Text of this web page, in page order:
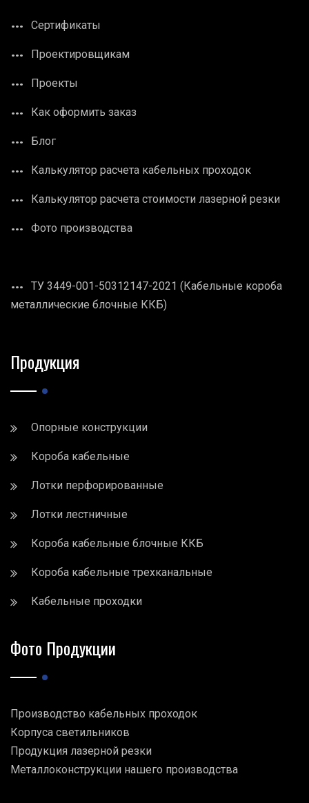
Сертификаты
Проектировщикам
Проекты
Как оформить заказ
Блог
Калькулятор расчета кабельных проходок
Калькулятор расчета стоимости лазерной резки
Фото производства
ТУ 3449-001-50312147-2021 (Кабельные короба
металлические блочные ККБ)
Продукция
Опорные конструкции
Короба кабельные
Лотки перфорированные
Лотки лестничные
Короба кабельные блочные ККБ
Короба кабельные трехканальные
Кабельные проходки
Фото Продукции
Производство кабельных проходок
Корпуса светильников
Продукция лазерной резки
Металлоконструкции нашего производства